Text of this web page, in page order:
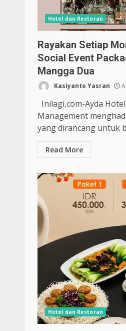
Hotel dan Restoran
Rayakan Setiap
Social Event
Mangga Dua
Kasiyanto Yasran
Inilagi,com-Ayda
Management
yang dirancang untuk
Read More
Hotel dan Restoran